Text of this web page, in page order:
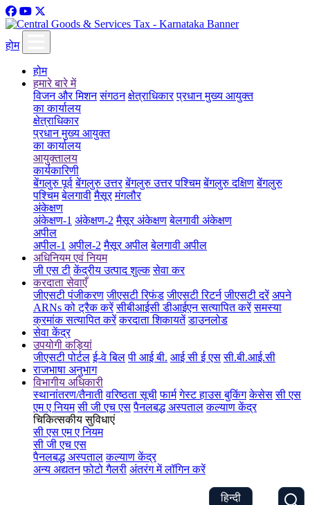
होम
होम
हमारे बारे में
विजन और मिशन संगठन क्षेत्राधिकार प्रधान मुख्य आयुक्त
का कार्यालय
क्षेत्राधिकार
प्रधान मुख्य आयुक्त
का कार्यालय
आयुक्तालय
कार्यकारिणी
बेंगलुरु पूर्व बेंगलुरु उत्तर बेंगलुरु उत्तर पश्चिम बेंगलुरु दक्षिण बेंगलुरु
पश्चिम बेलगावी मैसूर मंगलौर
अंकेक्षण
अंकेक्षण-1 अंकेक्षण-2 मैसूर अंकेक्षण बेलगावी अंकेक्षण
अपील
अपील-1 अपील-2 मैसूर अपील बेलगावी अपील
अधिनियम एवं नियम
जी एस टी केंद्रीय उत्पाद शुल्क सेवा कर
करदाता सेवाएँ
जीएसटी पंजीकरण जीएसटी रिफंड जीएसटी रिटर्न जीएसटी दरें अपने
ARNs को ट्रैक करें सीबीआईसी डीआईएन सत्यापित करें समस्या
क्रमांक सत्यापित करें करदाता शिकायतें डाउनलोड
सेवा केंद्र
उपयोगी कड़ियां
जीएसटी पोर्टल ई-वे बिल पी आई बी. आई सी ई एस सी.बी.आई.सी
राजभाषा अनुभाग
विभागीय अधिकारी
स्थानांतरण/तैनाती वरिष्ठता सूची फार्म गेस्ट हाउस बुकिंग केसेस सी एस
एम ए नियम सी जी एच एस पैनलबद्ध अस्पताल कल्याण केंद्र
चिकित्सकीय सुविधाएं
सी एस एम ए नियम
सी जी एच एस
पैनलबद्ध अस्पताल कल्याण केंद्र
अन्य अद्यतन फोटो गैलरी अंतरंग में लॉगिन करें
हिन्दी